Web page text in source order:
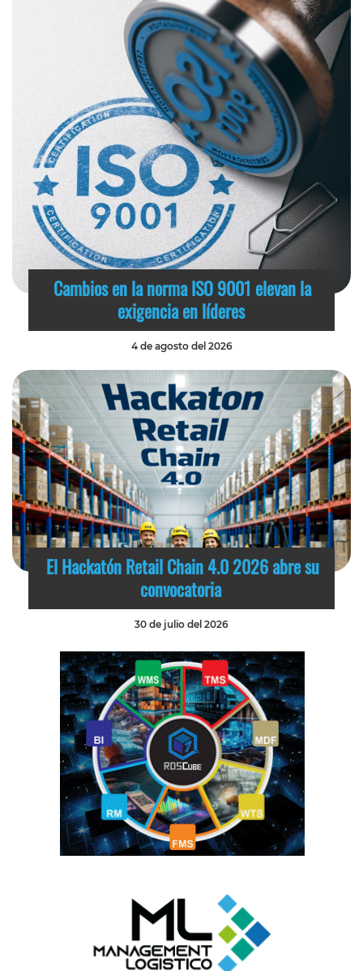
Cambios en la norma ISO 9001 elevan la
exigencia en líderes
4 de agosto del 2026
El Hackatón Retail Chain 4.0 2026 abre su
convocatoria
30 de julio del 2026